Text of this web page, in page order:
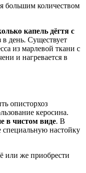
большим количеством
капель дёгтя с
в день. Существует
из марлевой ткани с
и нагревается в
описторхоз
керосина.
в чистом виде. В
настойку
или же приобрести